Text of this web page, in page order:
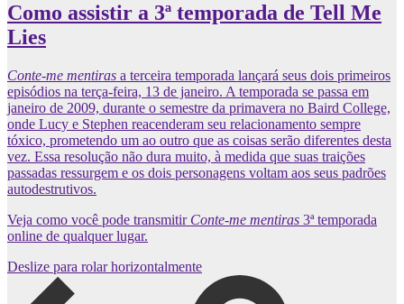
Como assistir a 3ª temporada de Tell Me
Lies
Conte-me mentiras a terceira temporada lançará seus dois primeiros
episódios na terça-feira, 13 de janeiro. A temporada se passa em
janeiro de 2009, durante o semestre da primavera no Baird College,
onde Lucy e Stephen reacenderam seu relacionamento sempre
tóxico, prometendo um ao outro que as coisas serão diferentes desta
vez. Essa resolução não dura muito, à medida que suas traições
passadas ressurgem e os dois personagens voltam aos seus padrões
autodestrutivos.
Veja como você pode transmitir Conte-me mentiras 3ª temporada
online de qualquer lugar.
Deslize para rolar horizontalmente